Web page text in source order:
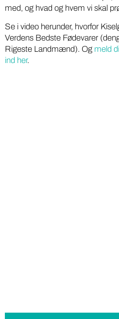
med, og hvad og hvem vi skal
Se i video herunder, hvorfor
Verdens Bedste Fødevarer
Rigeste Landmænd). Og meld
ind her.